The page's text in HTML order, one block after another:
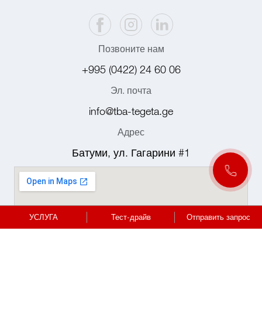
УСЛУГА Тест-драйв Отправить запрос
Позвоните нам
+995 (0422) 24 60 06
Эл. почта
info@tba-tegeta.ge
Адрес
Батуми, ул. Гагарини #1